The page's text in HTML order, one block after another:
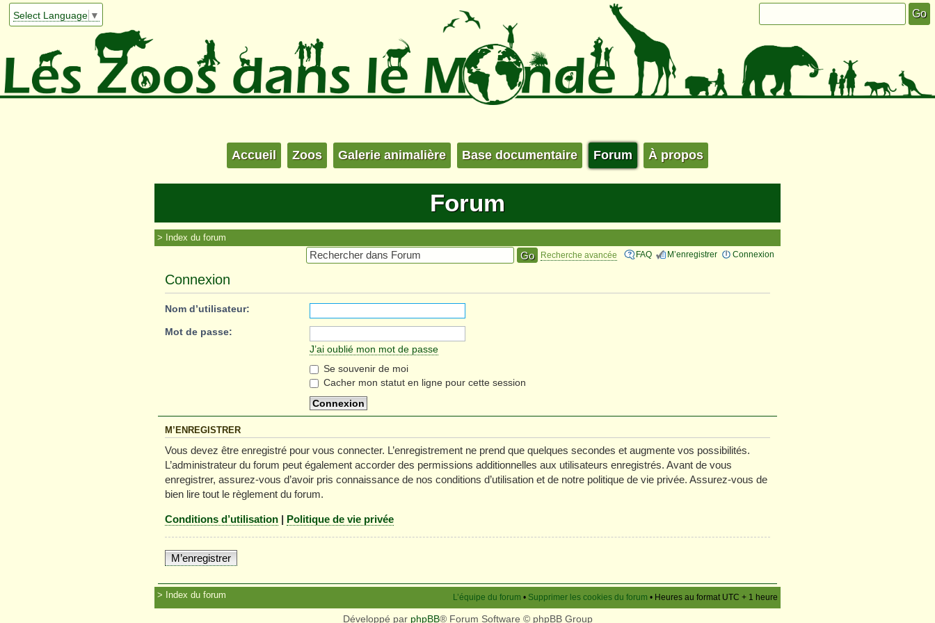
Select Language ▼
Accueil Zoos Galerie animalière Base documentaire Forum À propos
Forum
Index du forum
FAQ M’enregistrer Connexion
Recherche avancée
Connexion
Nom d’utilisateur:
Mot de passe:
J’ai oublié mon mot de passe
Se souvenir de moi
Cacher mon statut en ligne pour cette session
M’ENREGISTRER
Vous devez être enregistré pour vous connecter. L’enregistrement ne prend que quelques secondes et augmente vos possibilités.
L’administrateur du forum peut également accorder des permissions additionnelles aux utilisateurs enregistrés. Avant de vous
enregistrer, assurez-vous d’avoir pris connaissance de nos conditions d’utilisation et de notre politique de vie privée. Assurez-vous de
bien lire tout le règlement du forum.
Conditions d’utilisation | Politique de vie privée
M’enregistrer
Index du forum L’équipe du forum • Supprimer les cookies du forum • Heures au format UTC + 1 heure
Développé par phpBB® Forum Software © phpBB Group